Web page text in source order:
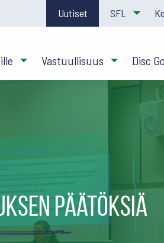
Uutiset SFL
Vastuullisuus Disc
päätöksiä